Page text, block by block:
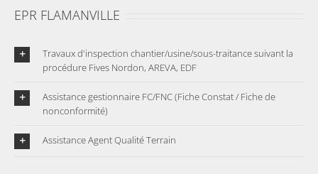
EPR FLAMANVILLE
Travaux d'inspection chantier/usine/sous-traitance suivant la
procédure Fives Nordon, AREVA, EDF
Assistance gestionnaire FC/FNC (Fiche Constat / Fiche de
nonconformité)
Assistance Agent Qualité Terrain